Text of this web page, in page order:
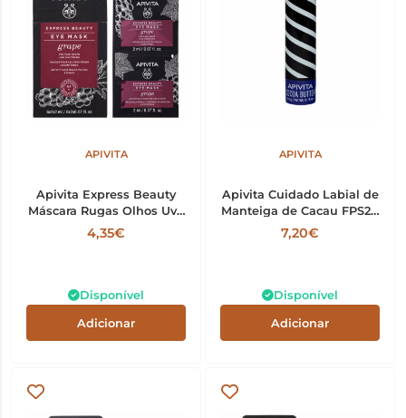
APIVITA
Apivita Express Beauty
Máscara Rugas Olhos Uva
2ml x2
4,35€
Disponível
Adicionar
APIVITA
Apivita Cuidado Labial de
Manteiga de Cacau FPS20
4.4g
7,20€
Disponível
Adicionar